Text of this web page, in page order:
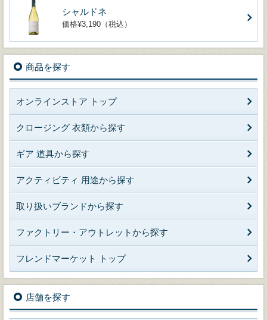
シャルドネ
価格¥3,190（税込）
商品を探す
オンラインストア トップ
クロージング 衣類から探す
ギア 道具から探す
アクティビティ 用途から探す
取り扱いブランドから探す
ファクトリー・アウトレットから探す
フレンドマーケット トップ
店舗を探す